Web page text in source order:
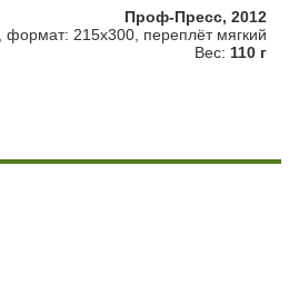
Проф-Пресс, 2012
формат: 215x300, переплёт мягкий
Вес: 110 г